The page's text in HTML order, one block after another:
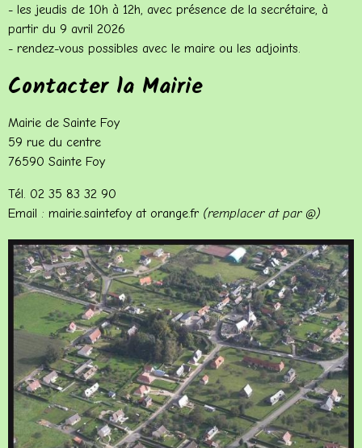
- les jeudis de 10h à 12h, avec présence de la secrétaire, à
partir du 9 avril 2026
- rendez-vous possibles avec le maire ou les adjoints.
Contacter la Mairie
Mairie de Sainte Foy
59 rue du centre
76590 Sainte Foy
Tél. 02 35 83 32 90
Email : mairie.saintefoy at orange.fr (remplacer at par @)